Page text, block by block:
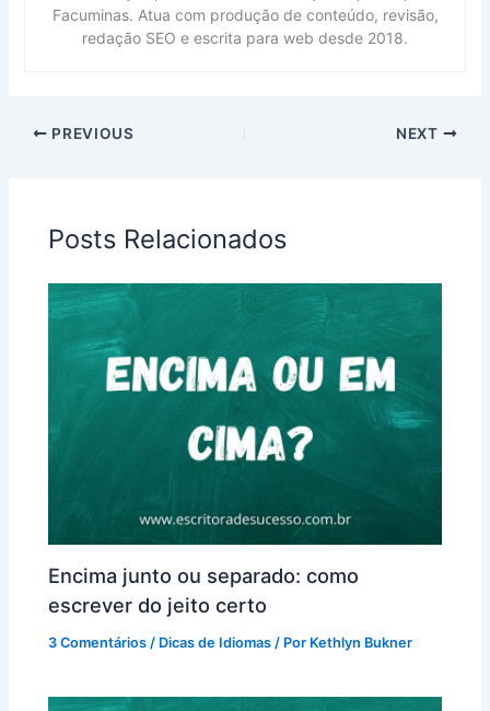
Facuminas. Atua com produção de conteúdo, revisão,
redação SEO e escrita para web desde 2018.
PREVIOUS NEXT
Posts Relacionados
Encima junto ou separado: como
escrever do jeito certo
3 Comentários / Dicas de Idiomas / Por Kethlyn Bukner